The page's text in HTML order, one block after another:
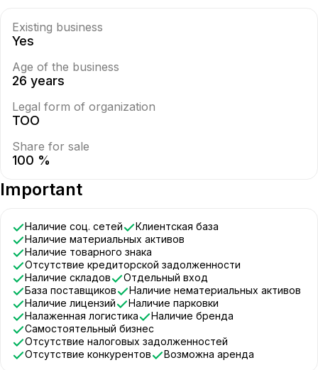
Existing business
Yes
Age of the business
26 years
Legal form of organization
ТОО
Share for sale
100 %
Important
Наличие соц. сетей
Клиентская база
Наличие материальных активов
Наличие товарного знака
Отсутствие кредиторской задолженности
Наличие складов
Отдельный вход
База поставщиков
Наличие нематериальных активов
Наличие лицензий
Наличие парковки
Налаженная логистика
Наличие бренда
Самостоятельный бизнес
Отсутствие налоговых задолженностей
Отсутствие конкурентов
Возможна аренда